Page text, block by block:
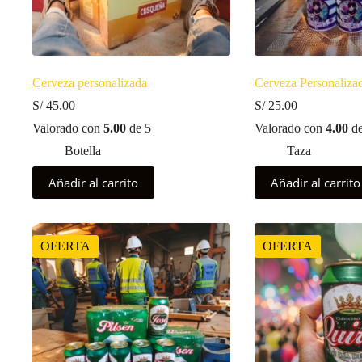
Cerveza personalizada
S/45.00
Valorado con 5.00 de 5
Botella
Añadir al carrito
Cerveza
S/25.00
Valorado con 4.00
Taza
Añadir al carrito
OFERTA OFERTA